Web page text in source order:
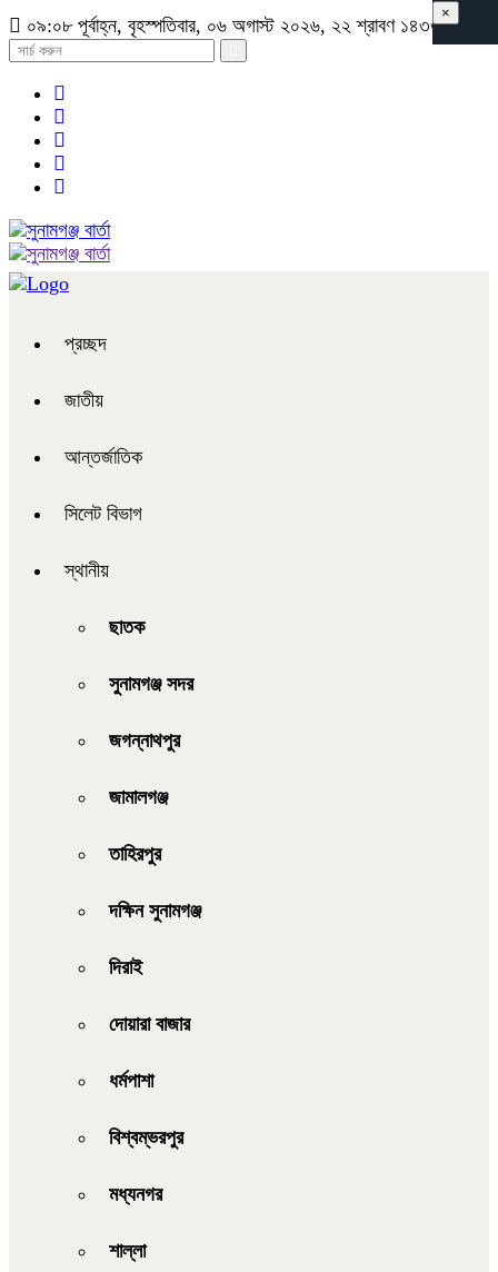
০৯:০৮ পূর্বাহ্ন, বৃহস্পতিবার, ০৬ অগাস্ট ২০২৬, ২২ শ্রাবণ ১৪৩৩ বঙ্গাব্দ
প্রচ্ছদ
জাতীয়
আন্তর্জাতিক
সিলেট বিভাগ
স্থানীয়
ছাতক
সুনামগঞ্জ সদর
জগন্নাথপুর
জামালগঞ্জ
তাহিরপুর
দক্ষিন সুনামগঞ্জ
দিরাই
দোয়ারা বাজার
ধর্মপাশা
বিশ্বম্ভরপুর
মধ্যনগর
শাল্লা
×